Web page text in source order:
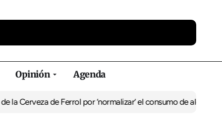
Opinión Agenda
Ferrol por ‘normalizar’ el consumo de alcoholDe Perlío a